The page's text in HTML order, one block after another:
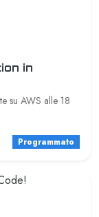
in
su AWS alle 18
Programmato